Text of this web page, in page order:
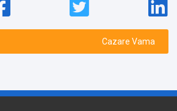
Cazare Vama